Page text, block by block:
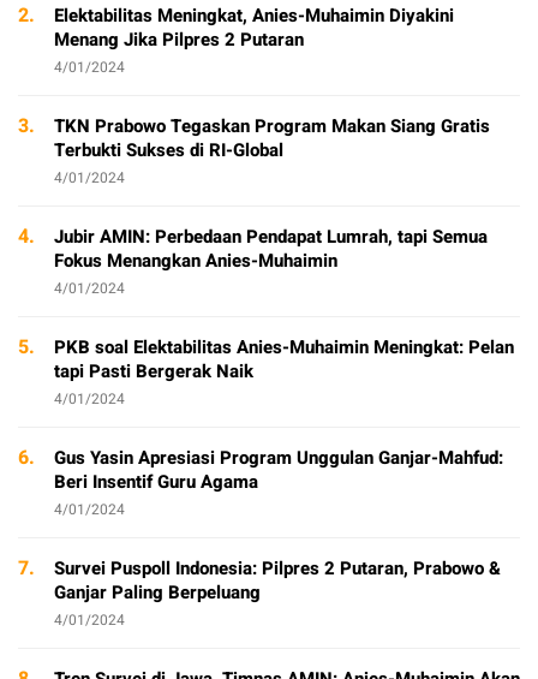
2.
Elektabilitas Meningkat, Anies-Muhaimin Diyakini
Menang Jika Pilpres 2 Putaran
4/01/2024
3.
TKN Prabowo Tegaskan Program Makan Siang Gratis
Terbukti Sukses di RI-Global
4/01/2024
4.
Jubir AMIN: Perbedaan Pendapat Lumrah, tapi Semua
Fokus Menangkan Anies-Muhaimin
4/01/2024
5.
PKB soal Elektabilitas Anies-Muhaimin Meningkat: Pelan
tapi Pasti Bergerak Naik
4/01/2024
6.
Gus Yasin Apresiasi Program Unggulan Ganjar-Mahfud:
Beri Insentif Guru Agama
4/01/2024
7.
Survei Puspoll Indonesia: Pilpres 2 Putaran, Prabowo &
Ganjar Paling Berpeluang
4/01/2024